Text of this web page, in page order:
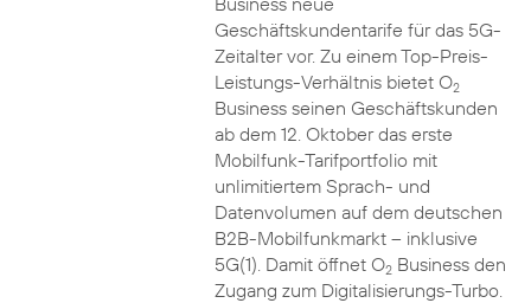
Geschäftskundentarife für das 5G-
Zeitalter vor. Zu einem Top-Preis-
Leistungs-Verhältnis bietet O2
Business seinen Geschäftskunden
ab dem 12. Oktober das erste
Mobilfunk-Tarifportfolio mit
unlimitiertem Sprach- und
Datenvolumen auf dem deutschen
B2B-Mobilfunkmarkt – inklusive
5G(1). Damit öffnet O2Business den
Zugang zum Digitalisierungs-Turbo.